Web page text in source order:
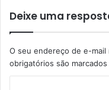
curso, desenvolvido
capacitação de
problemas do trânsito
Deixe uma
O seu endereço de e-mail
obrigatórios são marcados